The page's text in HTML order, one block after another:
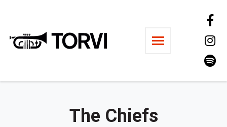
Ravintola Torvi
The Chiefs